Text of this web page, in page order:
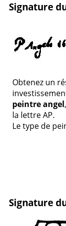
Signature
Obtenez un
peintre angel
la lettre AP.
Le type de
Signature